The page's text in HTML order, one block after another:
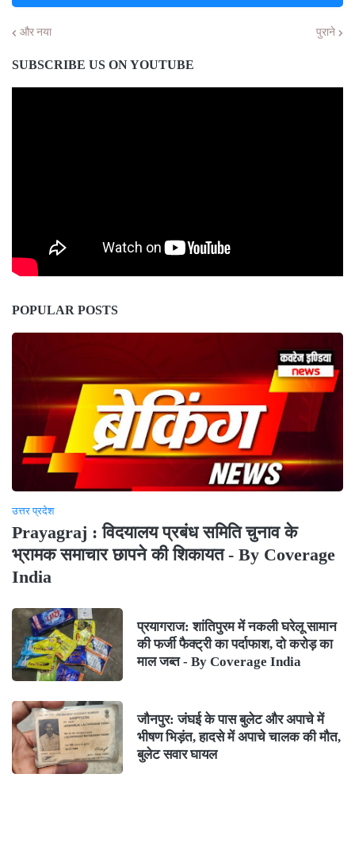
और नया पुराने
SUBSCRIBE US ON YOUTUBE
POPULAR POSTS
उत्तर प्रदेश
Prayagraj : विदयालय प्रबंध समिति चुनाव के
भ्रामक समाचार छापने की शिकायत - By Coverage
India
प्रयागराज: शांतिपुरम में नकली घरेलू सामान
की फर्जी फैक्ट्री का पर्दाफाश, दो करोड़ का
माल जब्त - By Coverage India
जौनपुर: जंघई के पास बुलेट और अपाचे में
भीषण भिड़ंत, हादसे में अपाचे चालक की मौत,
बुलेट सवार घायल